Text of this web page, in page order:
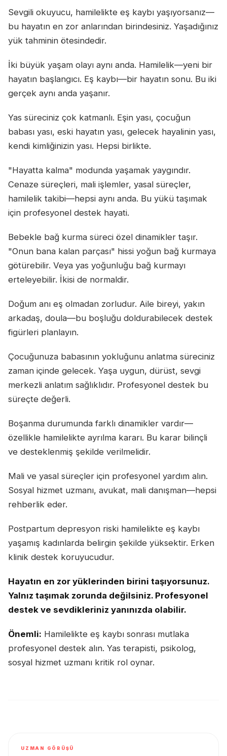
Sevgili okuyucu, hamilelikte eş kaybı yaşıyorsanız—
bu hayatın en zor anlarından birindesiniz. Yaşadığınız
yük tahminin ötesindedir.
İki büyük yaşam olayı aynı anda. Hamilelik—yeni bir
hayatın başlangıcı. Eş kaybı—bir hayatın sonu. Bu iki
gerçek aynı anda yaşanır.
Yas süreciniz çok katmanlı. Eşin yası, çocuğun
babası yası, eski hayatın yası, gelecek hayalinin yası,
kendi kimliğinizin yası. Hepsi birlikte.
"Hayatta kalma" modunda yaşamak yaygındır.
Cenaze süreçleri, mali işlemler, yasal süreçler,
hamilelik takibi—hepsi aynı anda. Bu yükü taşımak
için profesyonel destek hayati.
Bebekle bağ kurma süreci özel dinamikler taşır.
"Onun bana kalan parçası" hissi yoğun bağ kurmaya
götürebilir. Veya yas yoğunluğu bağ kurmayı
erteleyebilir. İkisi de normaldir.
Doğum anı eş olmadan zorludur. Aile bireyi, yakın
arkadaş, doula—bu boşluğu doldurabilecek destek
figürleri planlayın.
Çocuğunuza babasının yokluğunu anlatma süreciniz
zaman içinde gelecek. Yaşa uygun, dürüst, sevgi
merkezli anlatım sağlıklıdır. Profesyonel destek bu
süreçte değerli.
Boşanma durumunda farklı dinamikler vardır—
özellikle hamilelikte ayrılma kararı. Bu karar bilinçli
ve desteklenmiş şekilde verilmelidir.
Mali ve yasal süreçler için profesyonel yardım alın.
Sosyal hizmet uzmanı, avukat, mali danışman—hepsi
rehberlik eder.
Postpartum depresyon riski hamilelikte eş kaybı
yaşamış kadınlarda belirgin şekilde yüksektir. Erken
klinik destek koruyucudur.
Hayatın en zor yüklerinden birini taşıyorsunuz.
Yalnız taşımak zorunda değilsiniz. Profesyonel
destek ve sevdikleriniz yanınızda olabilir.
Önemli: Hamilelikte eş kaybı sonrası mutlaka
profesyonel destek alın. Yas terapisti, psikolog,
sosyal hizmet uzmanı kritik rol oynar.
UZMAN GÖRÜŞÜ